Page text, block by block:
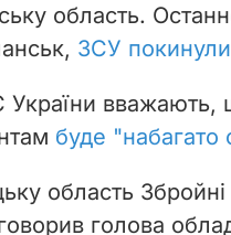
область.
ЗСУ
вважають,
буде "набагато
область
голова